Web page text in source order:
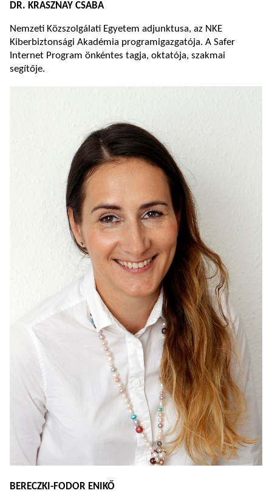
DR. KRASZNAY CSABA
Nemzeti Közszolgálati Egyetem adjunktusa, az NKE
Kiberbiztonsági Akadémia programigazgatója. A Safer
Internet Program önkéntes tagja, oktatója, szakmai
segítője.
BERECZKI-FODOR ENIKŐ